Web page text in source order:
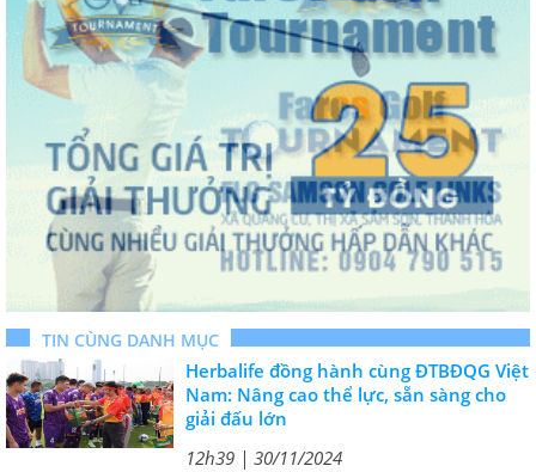
TIN CÙNG DANH MỤC
Herbalife đồng hành cùng ĐTBĐQG Việt
Nam: Nâng cao thể lực, sẵn sàng cho
giải đấu lớn
12h39 | 30/11/2024